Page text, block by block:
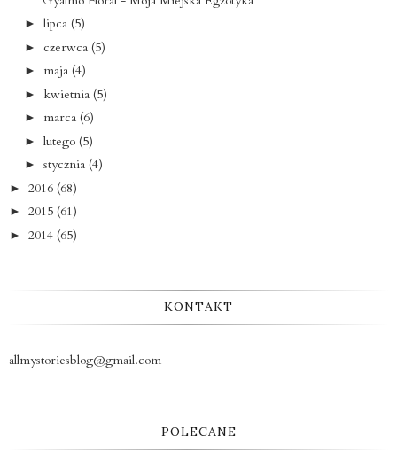
► lipca (5)
► czerwca (5)
► maja (4)
► kwietnia (5)
► marca (6)
► lutego (5)
► stycznia (4)
► 2016 (68)
► 2015 (61)
► 2014 (65)
KONTAKT
allmystoriesblog@gmail.com
POLECANE